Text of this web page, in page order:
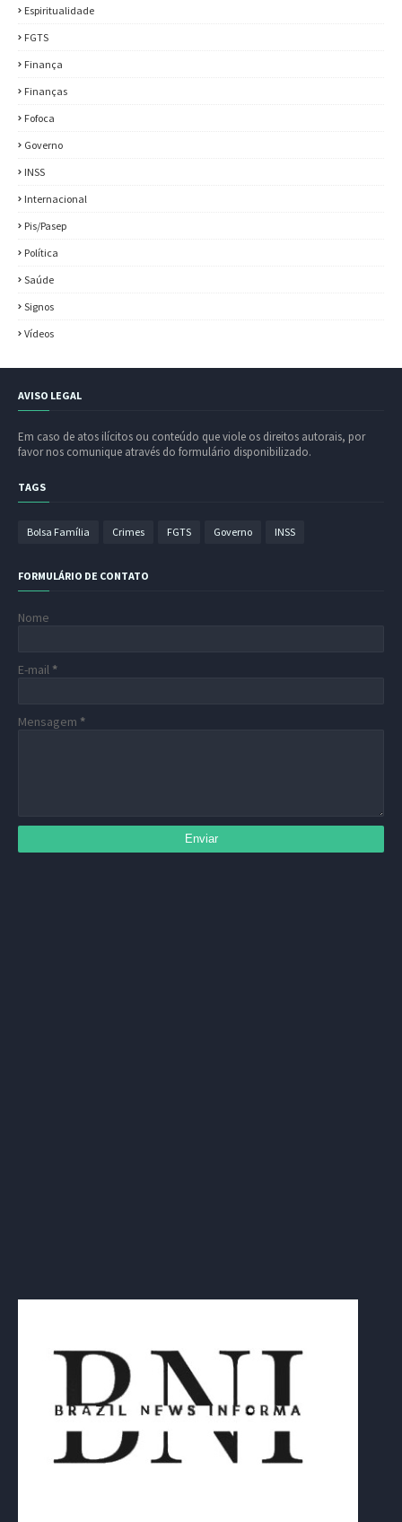
Espiritualidade
FGTS
Finança
Finanças
Fofoca
Governo
INSS
Internacional
Pis/Pasep
Política
Saúde
Signos
Vídeos
AVISO LEGAL
Em caso de atos ilícitos ou conteúdo que viole os direitos autorais, por
favor nos comunique através do formulário disponibilizado.
TAGS
Bolsa Família Crimes FGTS Governo INSS
FORMULÁRIO DE CONTATO
Nome
E-mail *
Mensagem *